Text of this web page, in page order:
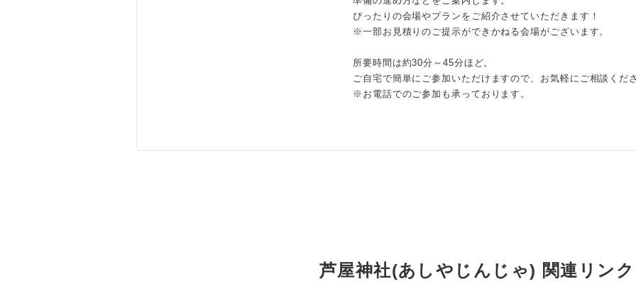
ぴったりの会場やプランをご紹介させていただきます！
※一部お見積りのご提示ができかねる会場がございます。
所要時間は約30分～45分ほど。
ご自宅で簡単にご参加いただけますので、お気軽にご相談くだ
※お電話でのご参加も承っております。
芦屋神社(あしやじんじゃ) 関連リンク